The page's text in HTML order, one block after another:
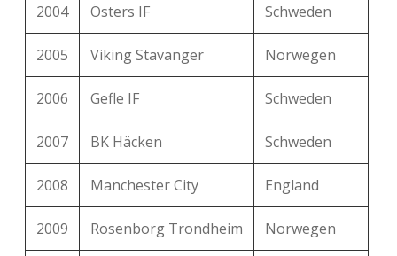
Manchester
City
– ZSKA Moskau 5:2
FC Bayern
München
7:0
FC Barcelona – Celtic 6:1
FC Schalke 04 – Real Madrid
1:6 (Tore
und
Highlights
2004 Östers IF Schweden
2005 Viking Stavanger Norwegen
2006 Gefle IF Schweden
2007 BK Häcken Schweden
2008 Manchester City England
2009 Rosenborg Trondheim Norwegen